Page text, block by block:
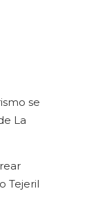
se
La
Tejeril